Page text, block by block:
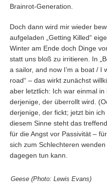
Brainrot-Generation.
Doch dann wird mir wieder
aufgeladen „Getting Killed“
Winter am Ende doch Dinge
statt uns bloß zu irritieren. In
a sailor, and now I’m a boat / I
road“ – das wirkt zunächst
aber letztlich: Ich war einmal
derjenige, der überrollt wird.
derjenige, der fickt; jetzt bin
diesem Sinne steht das
für die Angst vor Passivität –
sich zum Schlechteren
dagegen tun kann.
Geese (Photo: Lewis Evans)